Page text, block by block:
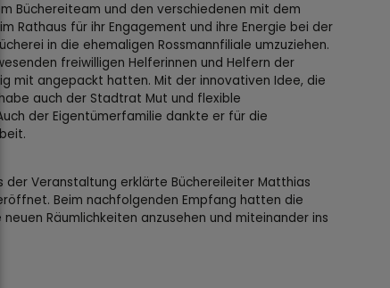
Büchereiteam und den verschiedenen mit dem
Rathaus für ihr Engagement und ihre Energie bei der
in die ehemaligen Rossmannfiliale umzuziehen.
freiwilligen Helferinnen und Helfern der
mit angepackt hatten. Mit der innovativen Idee, die
auch der Stadtrat Mut und flexible
der Eigentümerfamilie dankte er für die
der Veranstaltung erklärte Büchereileiter Matthias
Beim nachfolgenden Empfang hatten die
Räumlichkeiten anzusehen und miteinander ins